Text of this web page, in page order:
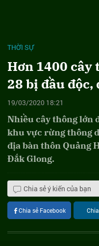
THỜI SỰ
Hơn 1400 cây
28 bị đầu độc,
19/03/2020 18:21
Nhiều cây thông lớn
khu vực rừng thông
địa bàn thôn Quảng
Đắk Glong.
Chia sẻ ý kiến của bạn
Chia sẻ Facebook